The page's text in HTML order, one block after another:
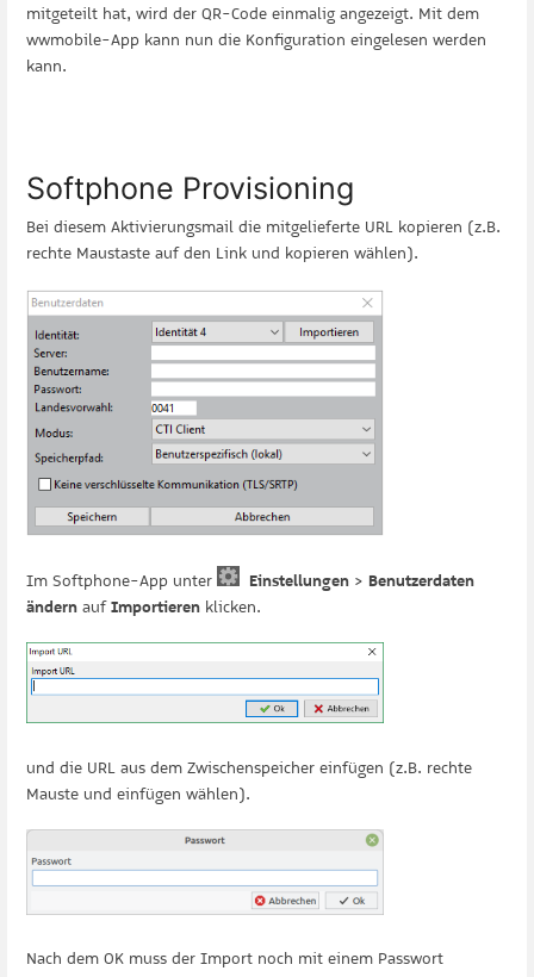
mitgeteilt hat, wird der QR-Code einmalig angezeigt. Mit dem
wwmobile-App kann nun die Konfiguration eingelesen werden
kann.
Softphone Provisioning
Bei diesem Aktivierungsmail die mitgelieferte URL kopieren (z.B.
rechte Maustaste auf den Link und kopieren wählen).
Im Softphone-App unter Einstellungen > Benutzerdaten
ändern aufImportieren klicken.
und die URL aus dem Zwischenspeicher einfügen (z.B. rechte
Mauste und einfügen wählen).
Nach dem OK muss der Import noch mit einem Passwort